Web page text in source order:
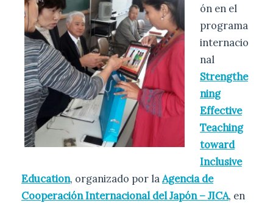
ón en el
programa
internacio
nal
Strengthe
ning
Effective
Teaching
toward
Inclusive
Education, organizado por laAgencia de
Cooperación Internacional del Japón – JICA, en